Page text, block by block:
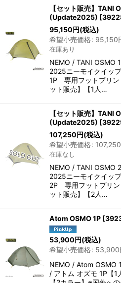
【セット販売】TANI
(Update2025) [
95,150円(税込)
希望小売価格: 95,150
在庫あり
NEMO / TANI
2025ニーモイクイッ
1P 専用フットプリン
ット販売】【1人…
【セット販売】TANI
(Update2025) [
107,250円(税込)
希望小売価格: 107,250
在庫なし
NEMO / TANI
2025ニーモイクイッ
2P 専用フットプリン
ット販売】【2人…
Atom OSMO 1P [
53,900円(税込)
希望小売価格: 53,900
NEMO / Atom OSMO
/ アトム オズモ 1P【1